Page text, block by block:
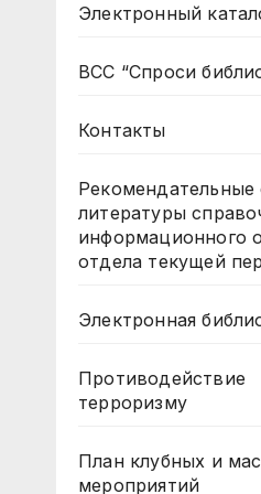
Электронный
ВСС “Спроси
Контакты
Рекомендательные
литературы
информационного
отдела текущей
Электронная
Противодействие
терроризму
План клубных и
мероприятий